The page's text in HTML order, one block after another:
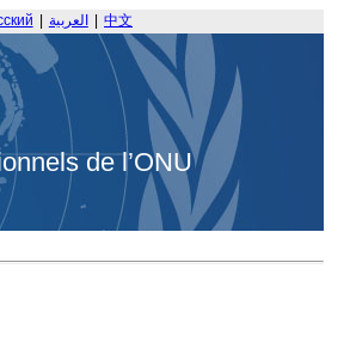
العربية 中文
de l’ONU